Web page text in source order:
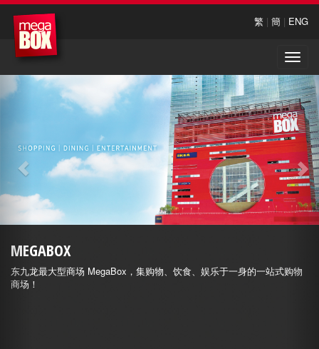
繁 | 簡 | ENG
Toggle
MEGABOX
东九龙最大型商场 MegaBox，集购物、饮食、娱乐于一身的一站式购物
商场！